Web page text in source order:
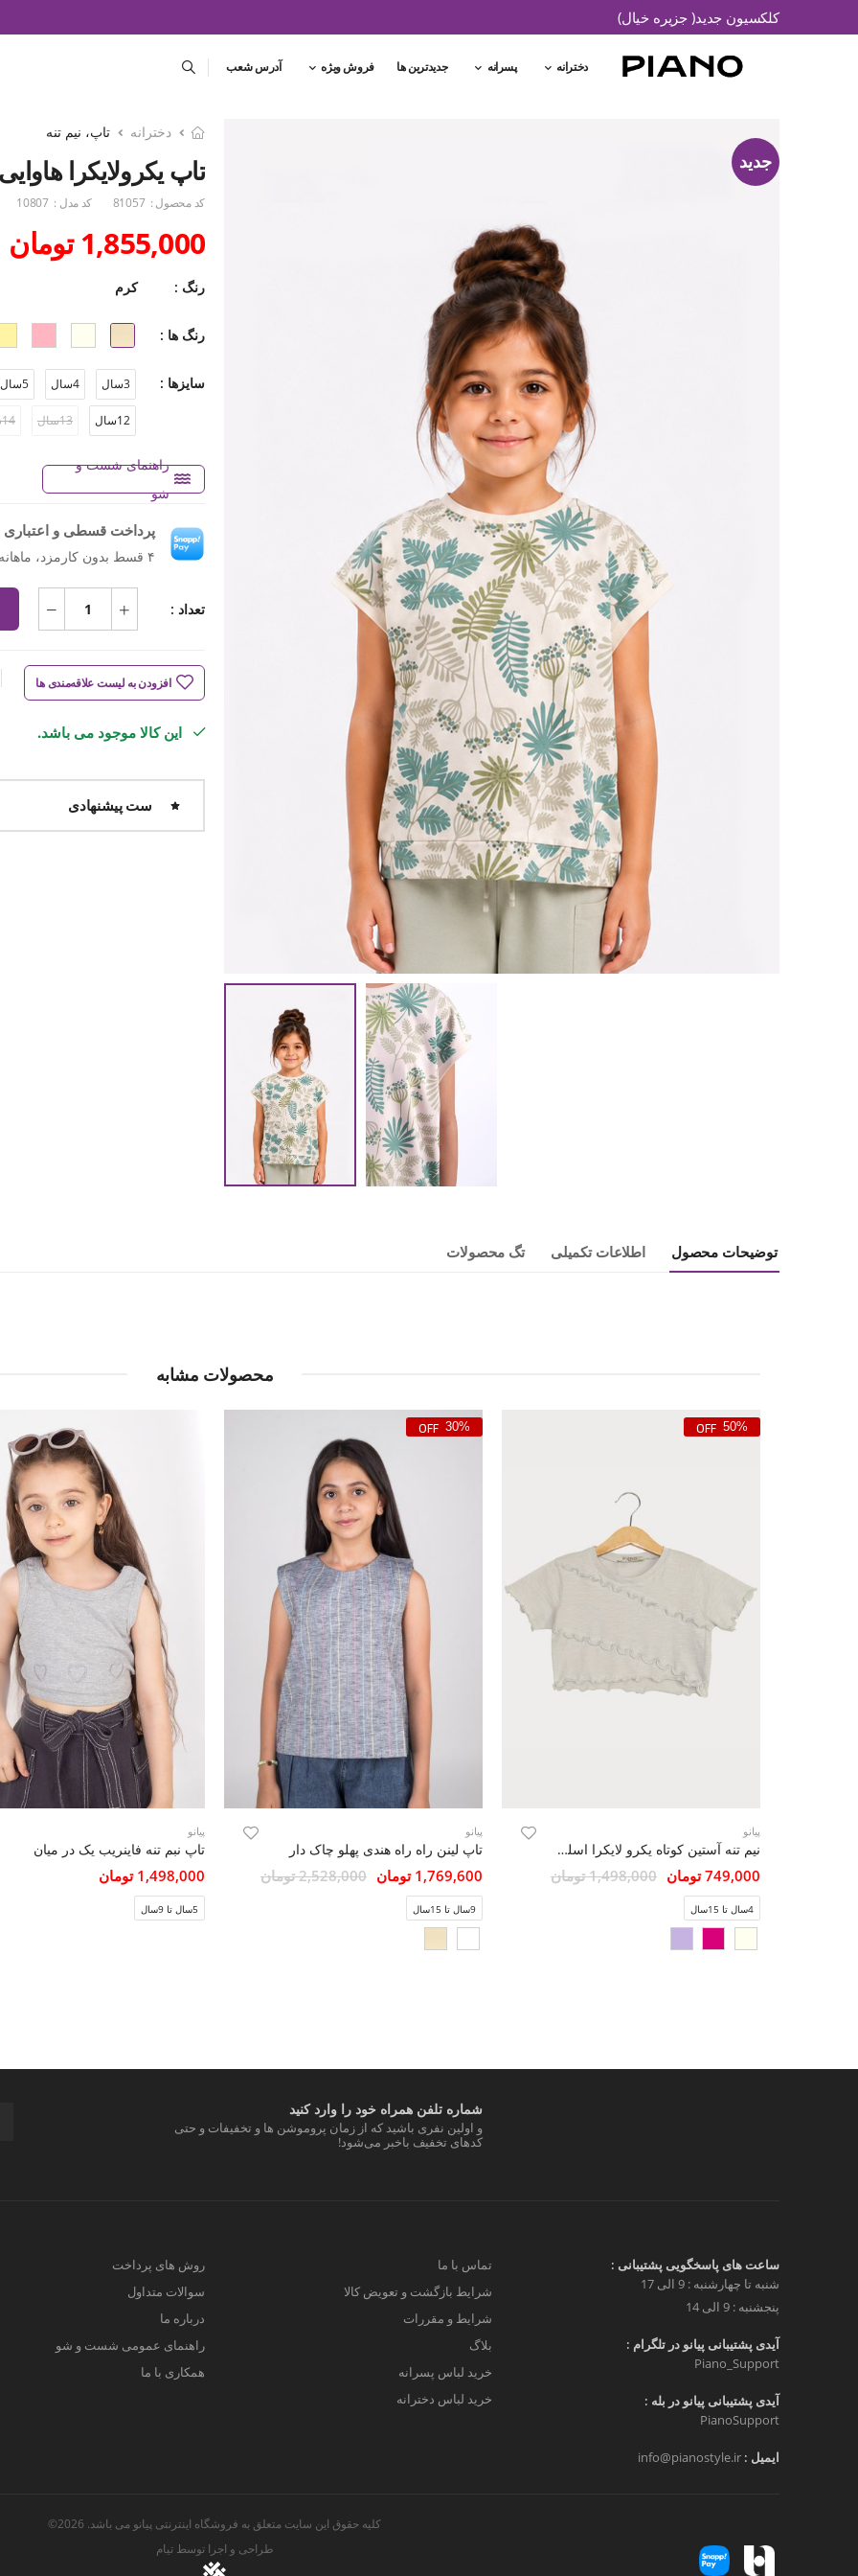
کلکسیون جدید( جزیره خیال)
دخترانه پسرانه جدیدترین ها فروش ویژه آدرس شعب
جدید
دخترانه تاپ، نیم تنه
تاپ یکرولایکرا
کد محصول : 81057 کد مدل : 10807
1,855,000 تومان
رنگ : کرم
رنگ ها :
سایزها : 3سال 4سال 5سال
12سال 13سال 14سال
راهنمای شست و
شو
پرداخت قسطی و اعتباری
۴ قسط بدون کارمزد، ماهانه ۴۶۳٬۷۵۰ تومان
تعداد :
افزودن به لیست علاقه‌مندی ها
این کالا موجود می باشد.
ست پیشنهادی
توضیحات محصول اطلاعات تکمیلی تگ محصولات
محصولات مشابه
50%
پیانو
نیم تنه آستین کوتاه یکرو لایکرا اسلپ (ست با 10235)
749,000 تومان 1,498,000 تومان
4سال تا 15سال
30%
پیانو
تاپ لینن راه راه هندی پهلو چاک دار
1,769,600 تومان 2,528,000 تومان
9سال تا 15سال
پیانو
تاپ نبم تنه فاینریب یک در میان
1,498,000 تومان
5سال تا 9سال
شماره تلفن همراه خود را وارد کنید
و اولین نفری باشید که از زمان پروموشن ها و تخفیفات و حتی
کدهای تخفیف باخبر می‌شود!
ساعت های پاسخگویی پشتیبانی :
شنبه تا چهارشنبه : 9 الی 17
پنجشنبه : 9 الی 14
آیدی پشتیبانی پیانو در تلگرام :
Piano_Support
آیدی پشتیبانی پیانو در بله :
PianoSupport
ایمیل : info@pianostyle.ir
تماس با ما
شرایط بازگشت و تعویض کالا
شرایط و مقررات
بلاگ
خرید لباس پسرانه
خرید لباس دخترانه
روش های پرداخت
سوالات متداول
درباره ما
راهنمای عمومی شست و شو
همکاری با ما
کلیه حقوق این سایت متعلق به فروشگاه اینترنتی پیانو می باشد. 2026©
طراحی و اجرا توسطتیام